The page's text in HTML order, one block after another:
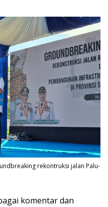
rekontruksi jalan Palu-
komentar dan